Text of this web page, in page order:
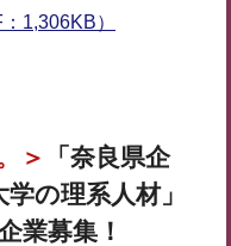
1,306KB）
＞
「奈良県企
の理系人材」
業募集！